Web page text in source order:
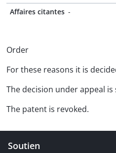
Affaires citantes -
Order
For these reasons it is
The decision under appeal is
The patent is revoked.
Soutien